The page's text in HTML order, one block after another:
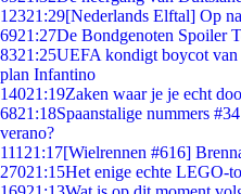
12321:29[Nederlands Elftal] Op
6921:27De Bondgenoten Spoiler
8321:25UEFA kondigt boycot
plan Infantino
14021:19Zaken waar je je echt
6821:18Spaanstalige nummers
verano?
111 21:17[Wielrennen #616]
27021:15Het enige echte LEGO-